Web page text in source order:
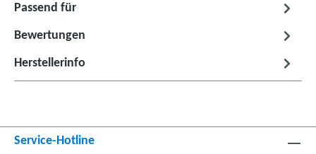
Passend für
Bewertungen
Herstellerinfo
Service-Hotline